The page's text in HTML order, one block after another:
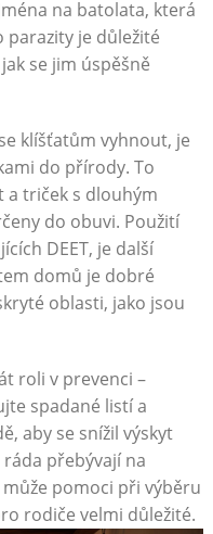
na batolata, která
parazity je důležité
se jim úspěšně
klíšťatům vyhnout, je
do přírody. To
a triček s dlouhým
do obuvi. Použití
DEET, je další
domů je dobré
oblasti, jako jsou
roli v prevenci –
spadané listí a
aby se snížil výskyt
přebývají na
pomoci při výběru
rodiče velmi důležité.